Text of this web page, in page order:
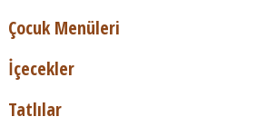
Çocuk Menüleri
İçecekler
Tatlılar